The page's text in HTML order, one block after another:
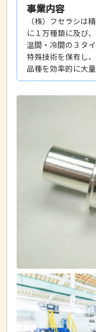
事業内容
（株）フセラシは
に１万種類に及び
温間・冷間の３タ
特殊技術を保有し
品種を効率的に大